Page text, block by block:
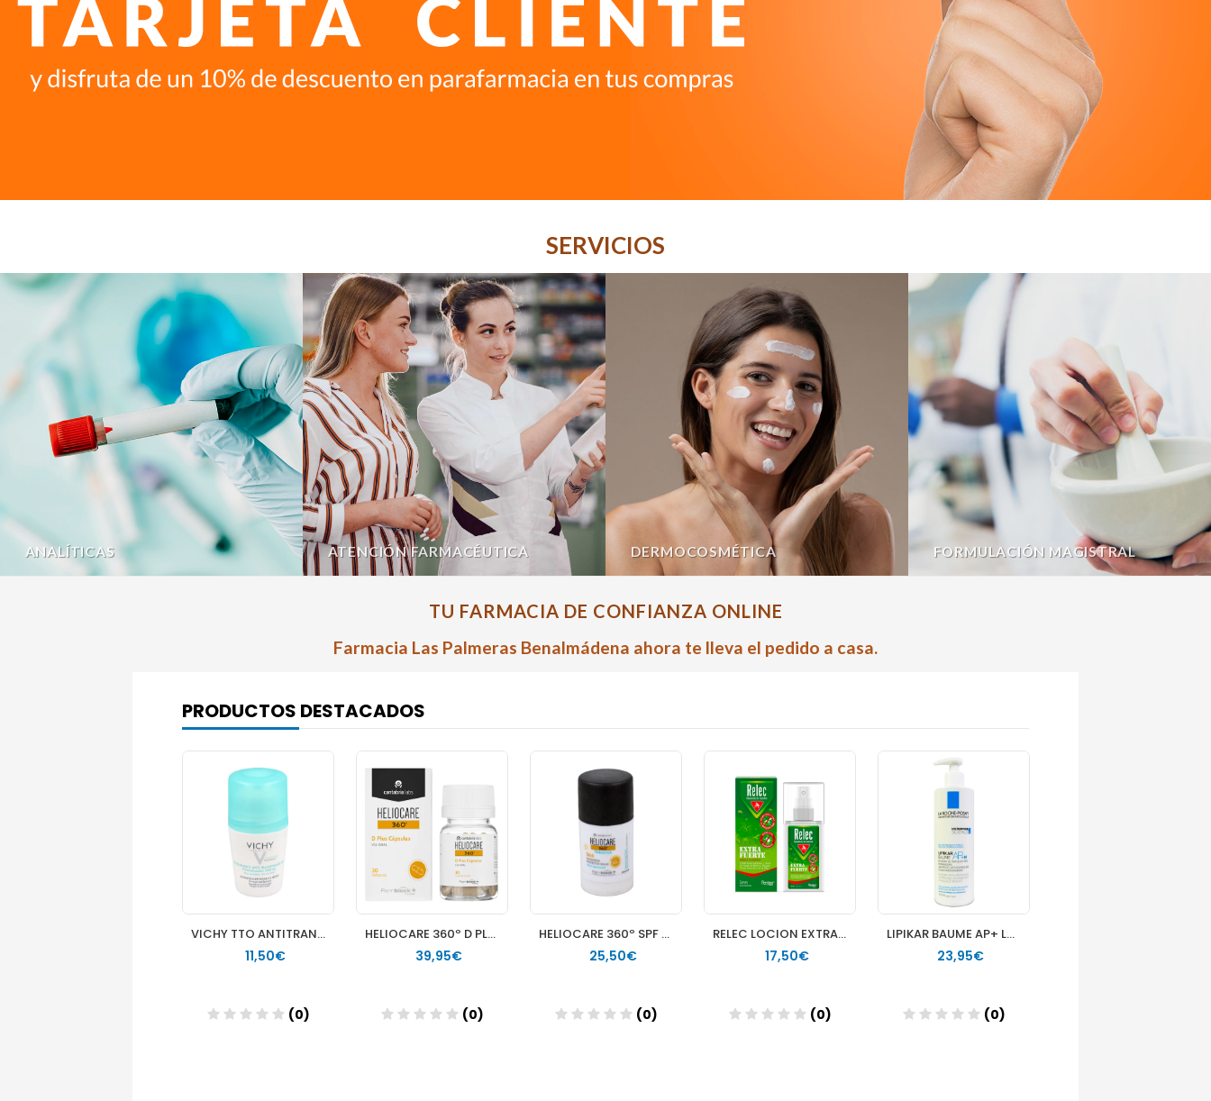
SERVICIOS
ANALÍTICAS ATENCIÓN FARMACÉUTICA DERMOCOSMÉTICA FORMULACIÓN MAGISTRAL
TU FARMACIA DE CONFIANZA ONLINE
Farmacia Las Palmeras Benalmádena ahora te lleva el pedido a casa.